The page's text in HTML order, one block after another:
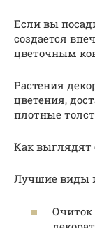
Если вы
создается
цветочным
Растения
цветения,
плотные
Как выглядят
Лучшие виды
Очиток